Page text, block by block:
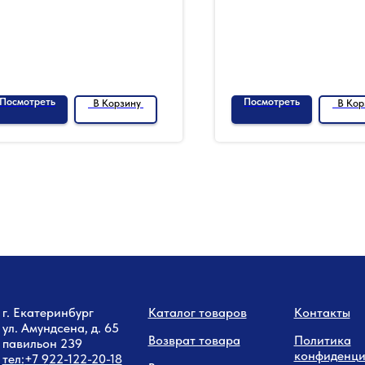
Посмотреть В Корзину Посмотреть В
г. Екатеринбург
ул. Амундсена, д. 65
павильон 239
тел:+7 922-122-20-18
Каталог товаров
Возврат товара
Контакты
Политика